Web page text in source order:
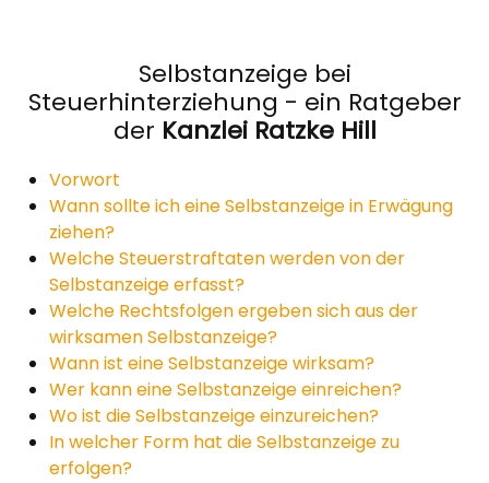
Selbstanzeige bei
Steuerhinterziehung - ein Ratgeber
der Kanzlei Ratzke Hill
Vorwort
Wann sollte ich eine Selbstanzeige in Erwägung
ziehen?
Welche Steuerstraftaten werden von der
Selbstanzeige erfasst?
Welche Rechtsfolgen ergeben sich aus der
wirksamen Selbstanzeige?
Wann ist eine Selbstanzeige wirksam?
Wer kann eine Selbstanzeige einreichen?
Wo ist die Selbstanzeige einzureichen?
In welcher Form hat die Selbstanzeige zu
erfolgen?